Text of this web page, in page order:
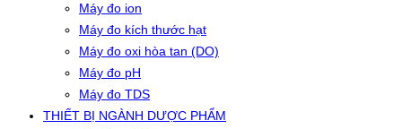
Máy đo ion
Máy đo kích thước hạt
Máy đo oxi hòa tan (DO)
Máy đo pH
Máy đo TDS
THIẾT BỊ NGÀNH DƯỢC PHẨM